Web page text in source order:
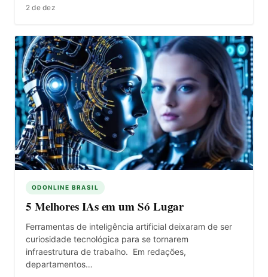
2 de dez
ODONLINE BRASIL
5 Melhores IAs em um Só Lugar
Ferramentas de inteligência artificial deixaram de ser
curiosidade tecnológica para se tornarem
infraestrutura de trabalho. Em redações,
departamentos…